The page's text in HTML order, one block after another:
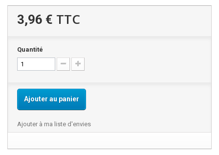
3,96 € TTC
Quantité
Ajouter au panier
Ajouter à ma liste d'envies